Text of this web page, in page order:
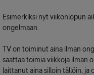
Esimerkiksi nyt viikonlopun
ongelmaan.
TV on toiminut aina ilman
saattaa toimia viikkoja ilman
laittanut aina silloin tällöin,